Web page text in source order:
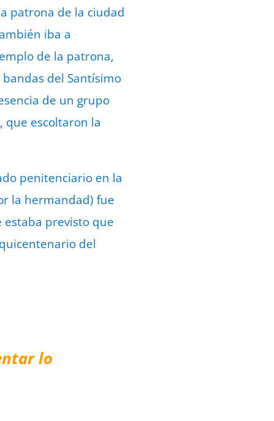
patrona de la ciudad
iba a
de la patrona,
del Santísimo
de un grupo
que escoltaron la
penitenciario en la
la hermandad) fue
previsto que
del
lo